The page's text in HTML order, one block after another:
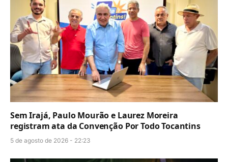
Sem Irajá, Paulo Mourão e Laurez Moreira
registram ata da Convenção Por Todo Tocantins
5 de agosto de 2026 - 22:23